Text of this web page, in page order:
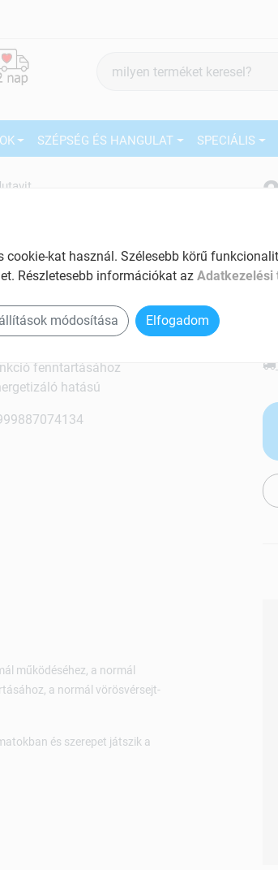
keresés
SZÉPSÉG ÉS HANGULAT SPECIÁLIS
Jutavit
idegrendszer megfelelő
fenntartásához
hatású
működéséhez, a normál
a normál vörösvérsejt-
és szerepet játszik a
kat használ. Szélesebb körű
Részletesebb információkat az Adatkezelési
módosítása Elfogadom